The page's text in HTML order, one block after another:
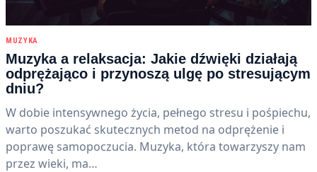
MUZYKA
Muzyka a relaksacja: Jakie dźwięki działają
odprężająco i przynoszą ulgę po stresującym
dniu?
W dobie intensywnego życia, pełnego stresu i pośpiechu,
warto poszukać skutecznych metod na odprężenie i
poprawę samopoczucia. Muzyka, która towarzyszy nam
przez wieki, ma…